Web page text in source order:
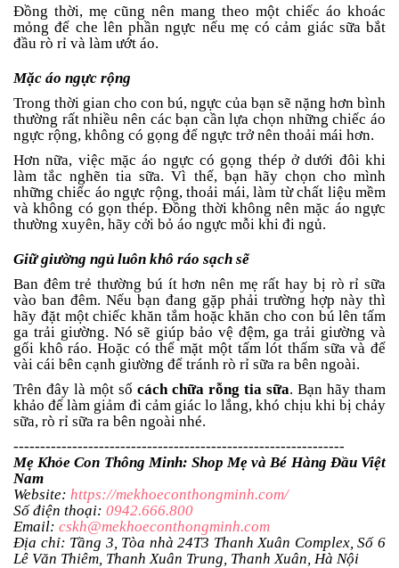
Đồng thời, mẹ cũng nên mang theo một chiếc áo khoác
mỏng để che lên phần ngực nếu mẹ có cảm giác sữa bắt
đầu rò rỉ và làm ướt áo.
Mặc áo ngực rộng
Trong thời gian cho con bú, ngực của bạn sẽ nặng hơn bình
thường rất nhiều nên các bạn cần lựa chọn những chiếc áo
ngực rộng, không có gọng để ngực trở nên thoải mái hơn.
Hơn nữa, việc mặc áo ngực có gọng thép ở dưới đôi khi
làm tắc nghẽn tia sữa. Vì thế, bạn hãy chọn cho mình
những chiếc áo ngực rộng, thoải mái, làm từ chất liệu mềm
và không có gọn thép. Đồng thời không nên mặc áo ngực
thường xuyên, hãy cởi bỏ áo ngực mỗi khi đi ngủ.
Giữ giường ngủ luôn khô ráo sạch sẽ
Ban đêm trẻ thường bú ít hơn nên mẹ rất hay bị rò rỉ sữa
vào ban đêm. Nếu bạn đang gặp phải trường hợp này thì
hãy đặt một chiếc khăn tắm hoặc khăn cho con bú lên tấm
ga trải giường. Nó sẽ giúp bảo vệ đệm, ga trải giường và
gối khô ráo. Hoặc có thể mặt một tấm lót thấm sữa và để
vài cái bên cạnh giường để tránh rò rỉ sữa ra bên ngoài.
Trên đây là một số cách chữa rỗng tia sữa. Bạn hãy tham
khảo để làm giảm đi cảm giác lo lắng, khó chịu khi bị chảy
sữa, rò rỉ sữa ra bên ngoài nhé.
--------------------------------------------------------------
Mẹ Khỏe Con Thông Minh: Shop Mẹ và Bé Hàng Đầu Việt
Nam
Website: https://mekhoeconthongminh.com/
Số điện thoại: 0942.666.800
Email: cskh@mekhoeconthongminh.com
Địa chỉ: Tầng 3, Tòa nhà 24T3 Thanh Xuân Complex, Số 6
Lê Văn Thiêm, Thanh Xuân Trung, Thanh Xuân, Hà Nội